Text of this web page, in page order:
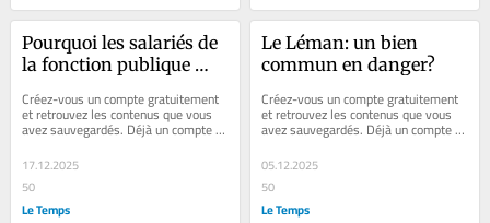
Pourquoi les salariés de
la fonction publique
Créez-vous un compte gratuitement
et retrouvez les contenus que vous
avez sauvegardés. Déjà un compte ?
Se connecter Faites plaisir à vos...
17.12.2025
50
Le Temps
Le Léman: un bien
commun en danger?
Créez-vous un compte gratuitement
et retrouvez les contenus que vous
avez sauvegardés. Déjà un compte ?
Se connecter Faites plaisir à vos...
05.12.2025
50
Le Temps